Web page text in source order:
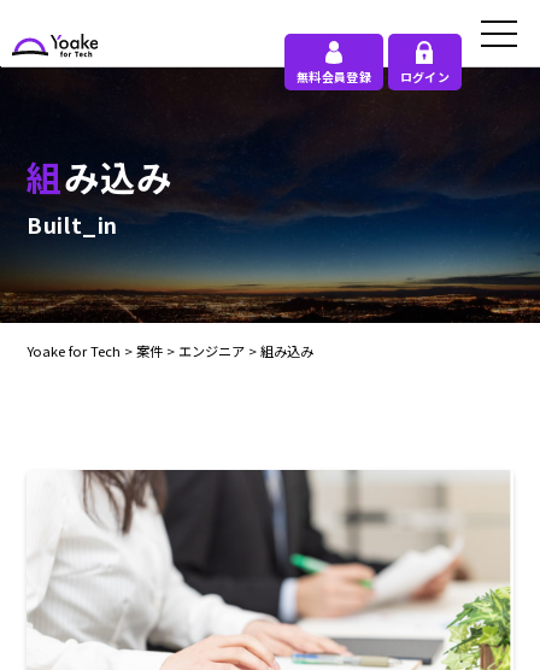
無料会員登録 ログイン
組み込み
Built_in
Yoake for Tech >案件 > エンジニア >組み込み